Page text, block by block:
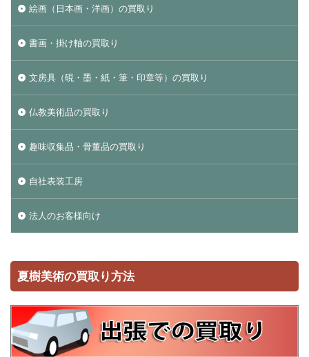
絵画（日本画・洋画）の買取り
書画・掛け軸の買取り
文房具（硯・墨・紙・筆・印章等）の買取り
仏教美術品の買取り
趣味収集品・骨董品の買取り
自社表装工房
法人のお客様向け
夏樹美術の買取り方法